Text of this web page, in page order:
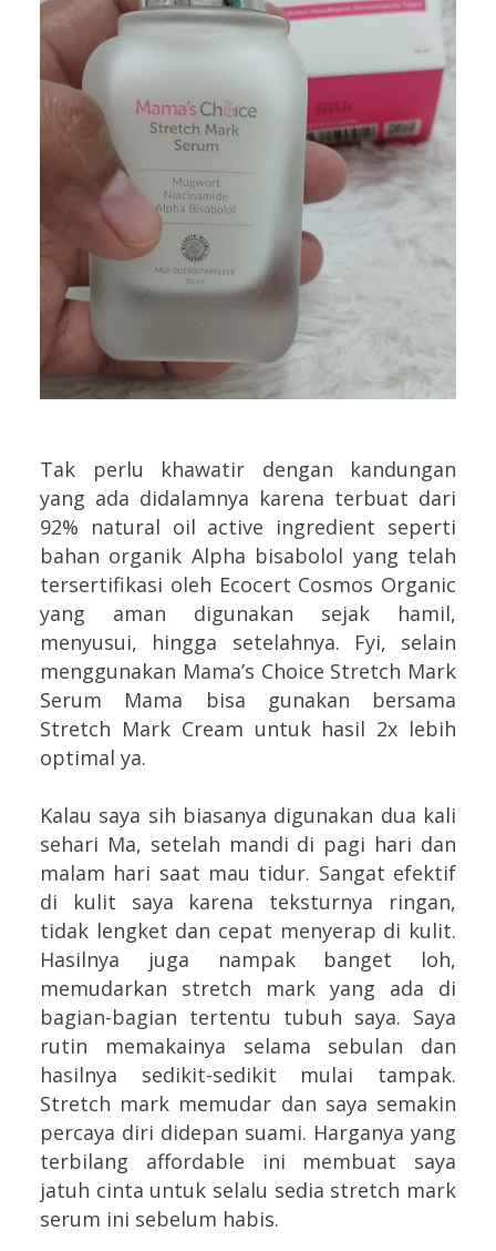
Tak perlu khawatir dengan kandungan
yang ada didalamnya karena terbuat dari
92% natural oil active ingredient seperti
bahan organik Alpha bisabolol yang telah
tersertifikasi oleh Ecocert Cosmos Organic
yang aman digunakan sejak hamil,
menyusui, hingga setelahnya. Fyi, selain
menggunakan Mama’s Choice Stretch Mark
Serum Mama bisa gunakan bersama
Stretch Mark Cream untuk hasil 2x lebih
optimal ya.
Kalau saya sih biasanya digunakan dua kali
sehari Ma, setelah mandi di pagi hari dan
malam hari saat mau tidur. Sangat efektif
di kulit saya karena teksturnya ringan,
tidak lengket dan cepat menyerap di kulit.
Hasilnya juga nampak banget loh,
memudarkan stretch mark yang ada di
bagian-bagian tertentu tubuh saya. Saya
rutin memakainya selama sebulan dan
hasilnya sedikit-sedikit mulai tampak.
Stretch mark memudar dan saya semakin
percaya diri didepan suami. Harganya yang
terbilang affordable ini membuat saya
jatuh cinta untuk selalu sedia stretch mark
serum ini sebelum habis.